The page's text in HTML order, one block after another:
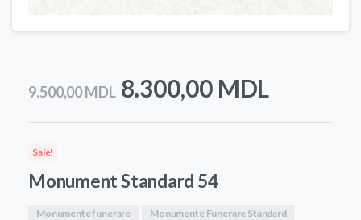
9.500,00MDL Prețul
inițial
fost:
9.500,00 MDL.
8.300,00 MDL
curent
Sale!
Monument Standard 54
Monumente funerare Monumente Funerare Standard